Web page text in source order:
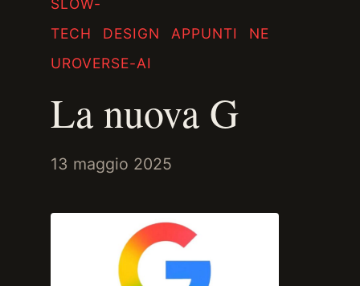
SLOW-
TECH
DESIGN APPUNTI
NE
UROVERSE-AI
La nuova G
13 maggio 2025